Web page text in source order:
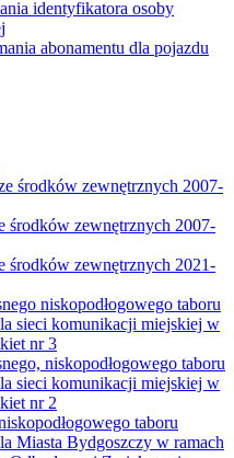
identyfikatora osoby
abonamentu dla pojazdu
środków zewnętrznych 2007-
środków zewnętrznych 2007-
środków zewnętrznych 2021-
niskopodłogowego taboru
sieci komunikacji miejskiej w
nr 3
niskopodłogowego taboru
sieci komunikacji miejskiej w
nr 2
taboru
Miasta Bydgoszczy w ramach